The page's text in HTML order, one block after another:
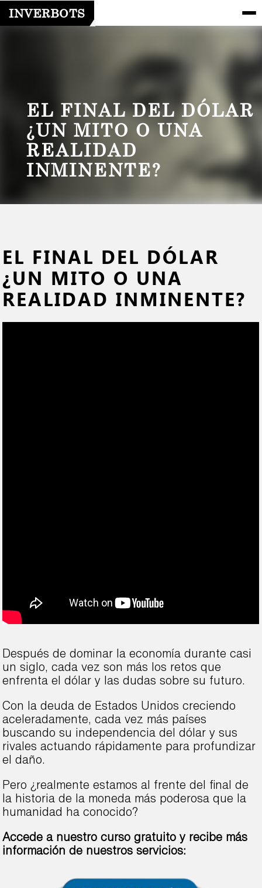
INVERBOTS
EL FINAL DEL DÓLAR
¿UN MITO O UNA
REALIDAD
INMINENTE?
EL FINAL DEL DÓLAR
¿UN MITO O UNA
REALIDAD INMINENTE?
Después de dominar la economía durante casi
un siglo, cada vez son más los retos que
enfrenta el dólar y las dudas sobre su futuro.
Con la deuda de Estados Unidos creciendo
aceleradamente, cada vez más países
buscando su independencia del dólar y sus
rivales actuando rápidamente para profundizar
el daño.
Pero ¿realmente estamos al frente del final de
la historia de la moneda más poderosa que la
humanidad ha conocido?
Accede a nuestro curso gratuito y recibe más
información de nuestros servicios: